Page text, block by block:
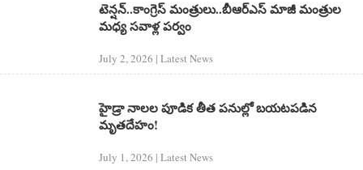
టెన్షన్..కాంగ్రెస్ మంత్రులు..బీఆర్ఎస్ మాజీ మంత్రుల
మధ్య సవాళ్ల పర్వం
July 2, 2026 | Latest News
హైడ్రా నాలల పూడిక తీత పనుల్లో బయటపడిన
మృత‌దేహం!
July 1, 2026 | Latest News